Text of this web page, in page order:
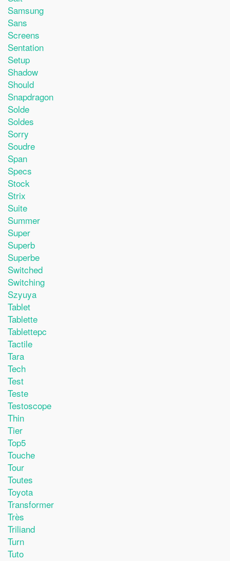
Samsung
Sans
Screens
Sentation
Setup
Shadow
Should
Snapdragon
Solde
Soldes
Sorry
Soudre
Span
Specs
Stock
Strix
Suite
Summer
Super
Superb
Superbe
Switched
Switching
Szyuya
Tablet
Tablette
Tablettepc
Tactile
Tara
Tech
Test
Teste
Testoscope
Thin
Tier
Top5
Touche
Tour
Toutes
Toyota
Transformer
Très
Triliand
Turn
Tuto